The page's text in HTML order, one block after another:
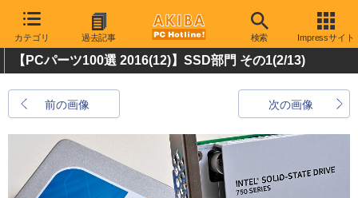
カテゴリ 過去記事 検索 Impressサイト
【PCパーツ100選 2016(12)】SSD部門 その1(2/13)
前の画像 次の画像